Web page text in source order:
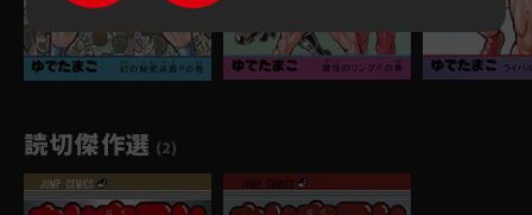
読切傑作選 (2)